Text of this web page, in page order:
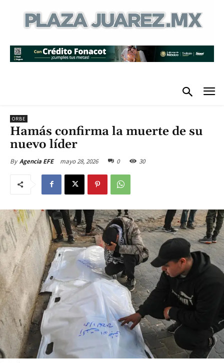
ORBE
Hamás confirma la muerte de su
nuevo líder
By Agencia EFE mayo 28, 2026 0 30